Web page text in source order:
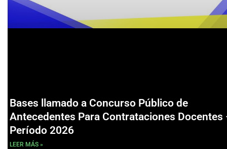
Bases llamado a Concurso Público de
Antecedentes Para Contrataciones Docentes
Período 2026
LEER MÁS »